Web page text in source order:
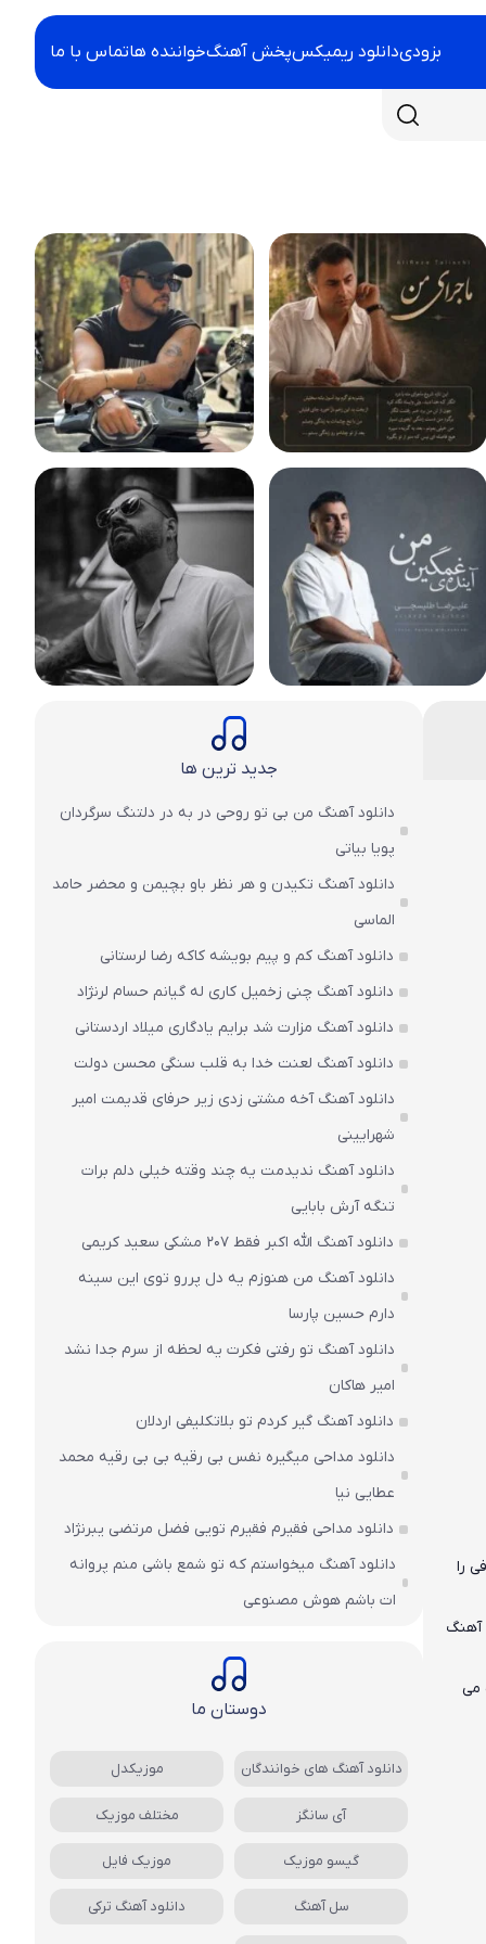
بزودیدانلود ریمیکسپخش آهنگخواننده هاتماس با ما
را
آهنگ
می
جدید ترین ها
دانلود آهنگ من بی تو روحی در به در دلتنگ سرگردان
پویا بیاتی
دانلود آهنگ تکیدن و هر نظر باو بچیمن و محضر حامد
الماسی
دانلود آهنگ کم و پیم بویشه کاکه رضا لرستانی
دانلود آهنگ چنی زخمیل کاری له گیانم حسام لرنژاد
دانلود آهنگ مزارت شد برایم یادگاری میلاد اردستانی
دانلود آهنگ لعنت خدا به قلب سنگی محسن دولت
دانلود آهنگ آخه مشتی زدی زیر حرفای قدیمت امیر
شهرایینی
دانلود آهنگ ندیدمت یه چند وقته خیلی دلم برات
تنگه آرش بابایی
دانلود آهنگ الله اکبر فقط 207 مشکی سعید کریمی
دانلود آهنگ من هنوزم یه دل پررو توی این سینه
دارم حسین پارسا
دانلود آهنگ تو رفتی فکرت یه لحظه از سرم جدا نشد
امیر هاکان
دانلود آهنگ گیر کردم تو بلاتکلیفی اردلان
دانلود مداحی میگیره نفس بی رقیه بی بی رقیه محمد
عطایی نیا
دانلود مداحی فقیرم فقیرم تویی فضل مرتضی یبرنژاد
دانلود آهنگ میخواستم که تو شمع باشی منم پروانه
ات باشم هوش مصنوعی
دوستان ما
دانلود آهنگ های خوانندگان موزیکدل
آی سانگز مختلف موزیک
گیسو موزیک موزیک فایل
سل آهنگ دانلود آهنگ ترکی